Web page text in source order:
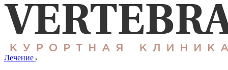
Лечение